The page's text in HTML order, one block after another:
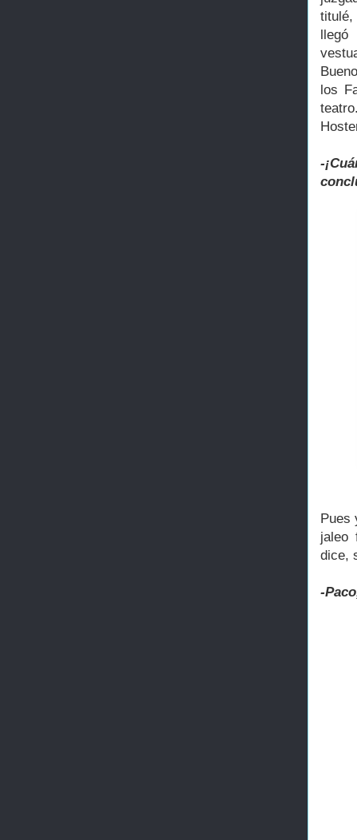
titulé,
llegó
los
-
Pues
jaleo
dice,
-